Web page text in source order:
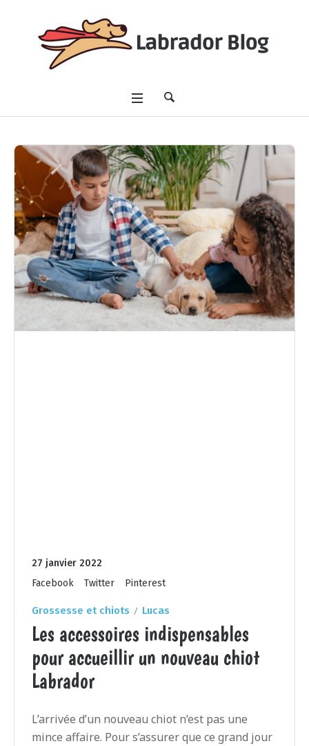
27 janvier 2022
Facebook
Twitter Pinterest
Grossesse et chiots Lucas
Les accessoires indispensables
pour accueillir un nouveau chiot
Labrador
L’arrivée d’un nouveau chiot n’est pas une
mince affaire. Pour s’assurer que ce grand jour